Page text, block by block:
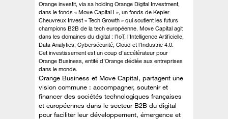
Orange investit, via sa holding Orange Digital Investment,
dans le fonds « Move Capital I », un fonds de Kepler
Cheuvreux Invest « Tech Growth » qui soutient les futurs
champions B2B de la tech européenne. Move Capital agit
dans les domaines du digital : l’IoT, l’Intelligence Artificielle,
Data Analytics, Cybersécurité, Cloud et l’Industrie 4.0.
Cet investissement est un coup d’accélérateur pour
Orange Business, entité d’Orange dédiée aux entreprises
dans le monde.
Orange Business et Move Capital, partagent une
vision commune : accompagner, soutenir et
financer des sociétés technologiques françaises
et européennes dans le secteur B2B du digital
pour faciliter leur développement, émergence et